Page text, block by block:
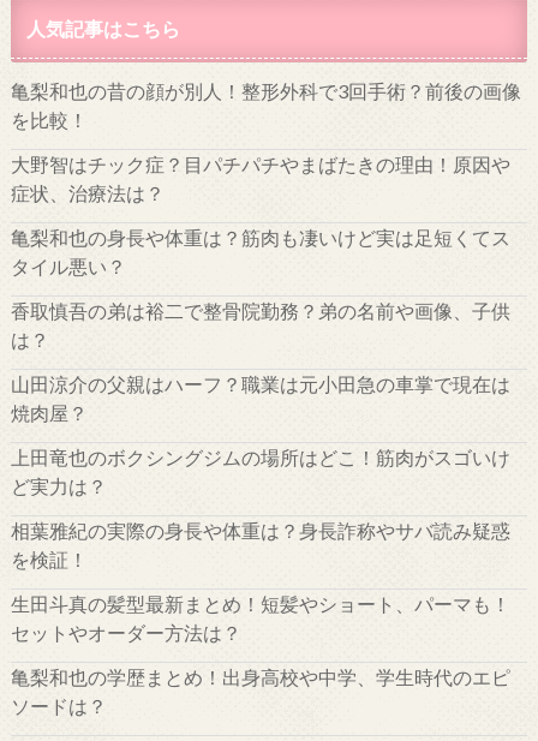
人気記事はこちら
亀梨和也の昔の顔が別人！整形外科で3回手術？前後の画像
を比較！
大野智はチック症？目パチパチやまばたきの理由！原因や
症状、治療法は？
亀梨和也の身長や体重は？筋肉も凄いけど実は足短くてス
タイル悪い？
香取慎吾の弟は裕二で整骨院勤務？弟の名前や画像、子供
は？
山田涼介の父親はハーフ？職業は元小田急の車掌で現在は
焼肉屋？
上田竜也のボクシングジムの場所はどこ！筋肉がスゴいけ
ど実力は？
相葉雅紀の実際の身長や体重は？身長詐称やサバ読み疑惑
を検証！
生田斗真の髪型最新まとめ！短髪やショート、パーマも！
セットやオーダー方法は？
亀梨和也の学歴まとめ！出身高校や中学、学生時代のエピ
ソードは？